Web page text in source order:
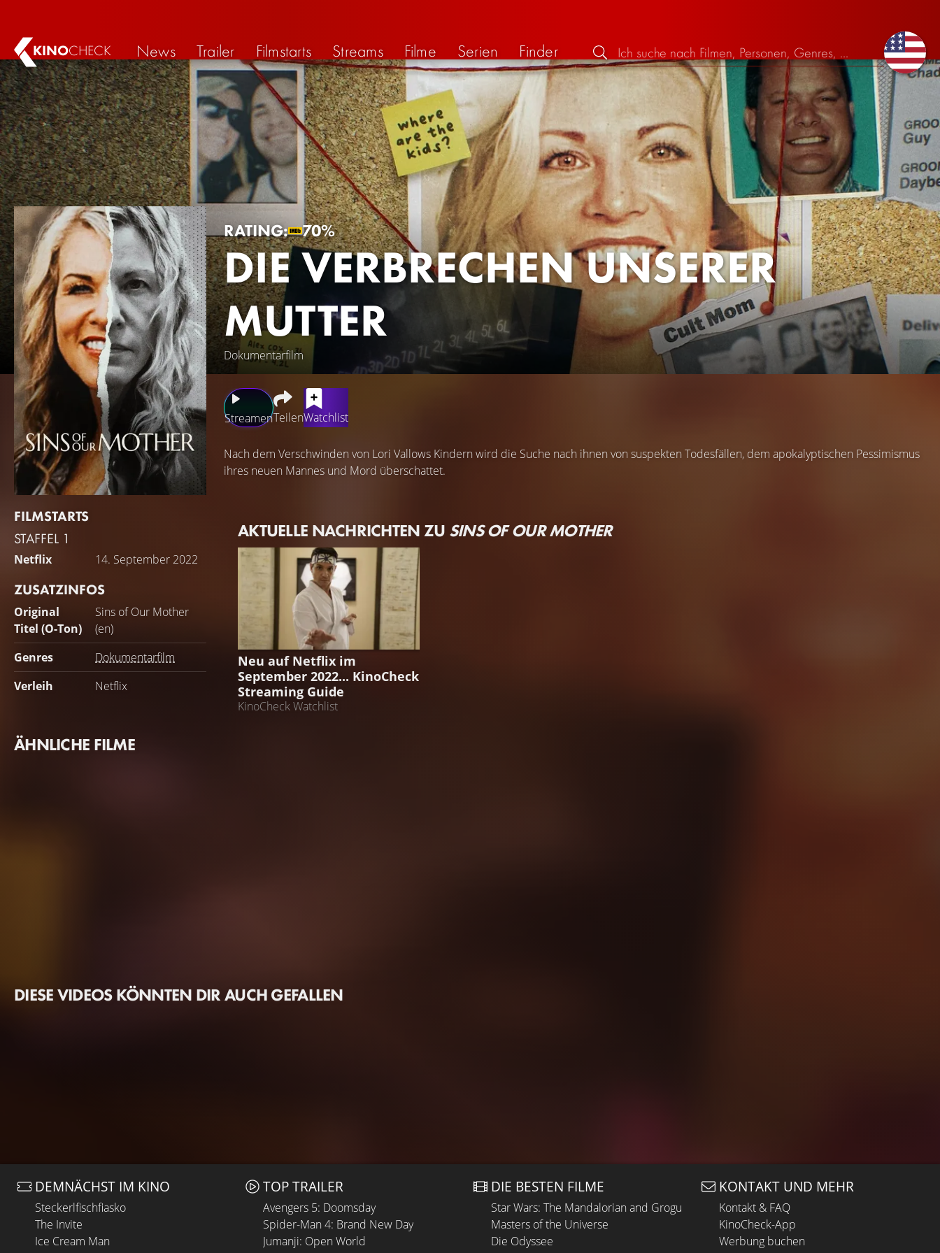
KINOCHECK News Trailer Filmstarts Streams Filme Serien Finder
RATING: 70%
DIE VERBRECHEN UNSERER
MUTTER
Dokumentarfilm
FILMSTARTS
STAFFEL 1
Netflix 14. September 2022
ZUSATZINFOS
Original
Titel (O-Ton)
Sins of Our Mother
(en)
Genres
Dokumentarfilm
Verleih
Netflix
StreamenTeilenWatchlist
Nach dem Verschwinden von Lori Vallows Kindern wird die Suche nach ihnen von suspekten Todesfällen, dem apokalyptischen Pessimismus
ihres neuen Mannes und Mord überschattet.
AKTUELLE NACHRICHTEN ZU SINS OF OUR MOTHER
STREAMING GUIDE
Neu auf Netflix im
September 2022... KinoCheck
Streaming Guide
KinoCheck Watchlist
ÄHNLICHE FILME
DIESE VIDEOS KÖNNTEN DIR AUCH GEFALLEN
DEMNÄCHST IM KINO
Steckerlfischfiasko
The Invite
Ice Cream Man
TOP TRAILER
Avengers 5: Doomsday
Spider-Man 4: Brand New Day
Jumanji: Open World
DIE BESTEN FILME
Star Wars: The Mandalorian and Grogu
Masters of the Universe
Die Odyssee
KONTAKT UND MEHR
Kontakt & FAQ
KinoCheck-App
Werbung buchen